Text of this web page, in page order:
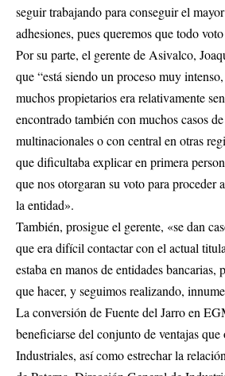
seguir trabajando para conseguir el
adhesiones, pues queremos que todo
Por su parte, el gerente de Asivalco,
que “está siendo un proceso muy
muchos propietarios era relativamente
encontrado también con muchos casos
multinacionales o con central en otras
que dificultaba explicar en primera
que nos otorgaran su voto para proceder
la entidad».
También, prosigue el gerente, «se dan
que era difícil contactar con el actual
estaba en manos de entidades
que hacer, y seguimos realizando,
La conversión de Fuente del Jarro en
beneficiarse del conjunto de ventajas
Industriales, así como estrechar la